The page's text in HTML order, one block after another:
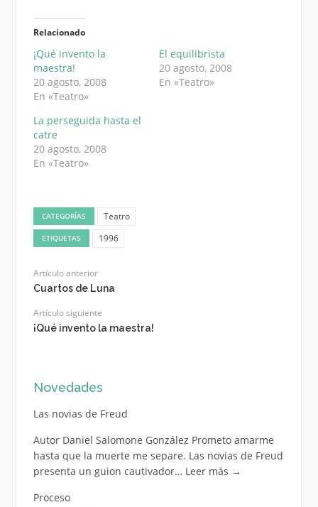
Relacionado
¡Qué invento la
maestra!
20 agosto, 2008
En «Teatro»
El equilibrista
20 agosto, 2008
En «Teatro»
La perseguida hasta el
catre
20 agosto, 2008
En «Teatro»
CATEGORÍAS Teatro
ETIQUETAS 1996
Artículo anterior
Cuartos de Luna
Artículo siguiente
¡Qué invento la maestra!
Novedades
Las novias de Freud
Autor Daniel Salomone González Prometo amarme
hasta que la muerte me separe. Las novias de Freud
presenta un guion cautivador… Leer más →
Proceso